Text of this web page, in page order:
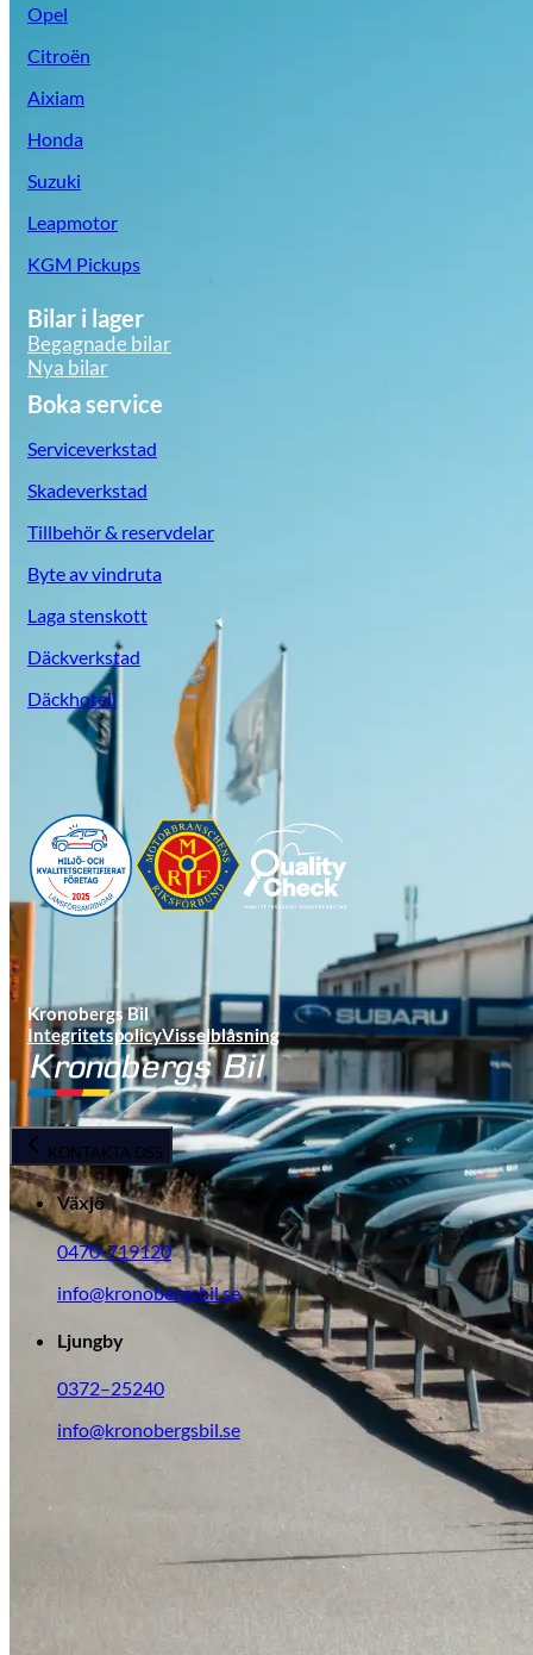
Suzuki
Leapmotor
Tillbehör & reservdelar
Opel
Citroën
Aixiam
Honda
Suzuki
Leapmotor
KGM Pickups
Bilar i lager
Begagnade bilar
Nya bilar
Boka service
Serviceverkstad
Skadeverkstad
Tillbehör & reservdelar
Byte av vindruta
Laga stenskott
Däckverkstad
Däckhotell
Kronobergs Bil
IntegritetspolicyVisselblåsning
KONTAKTA OSS
Växjö
0470-719120
info@kronobergsbil.se
Ljungby
0372–25240
info@kronobergsbil.se